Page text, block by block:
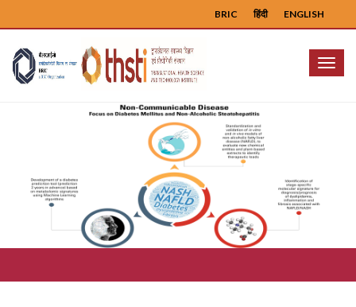
ENGLISH
हिंदी
BRIC
Menu